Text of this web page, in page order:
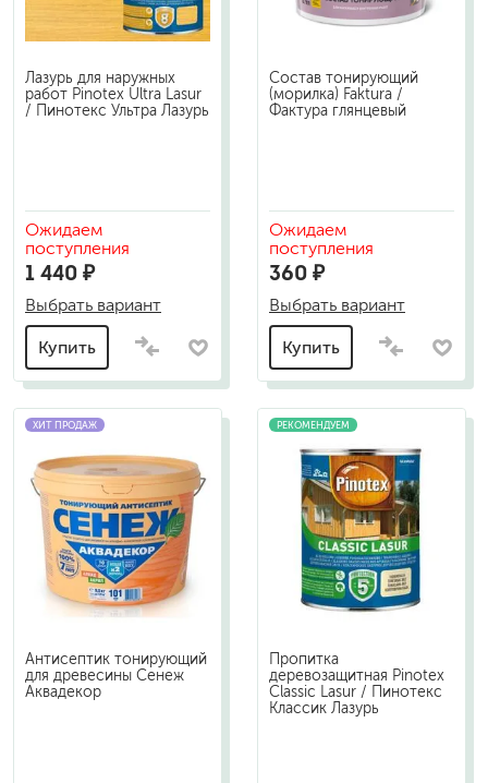
Лазурь для наружных
работ Pinotex Ultra Lasur
/ Пинотекс Ультра Лазурь
Ожидаем
поступления
1 440 ₽
Выбрать вариант
Купить
Состав тонирующий
(морилка) Faktura /
Фактура глянцевый
Ожидаем
поступления
360 ₽
Выбрать вариант
Купить
ХИТ ПРОДАЖ
Антисептик тонирующий
для древесины Сенеж
Аквадекор
РЕКОМЕНДУЕМ
Пропитка
деревозащитная Pinotex
Classic Lasur / Пинотекс
Классик Лазурь